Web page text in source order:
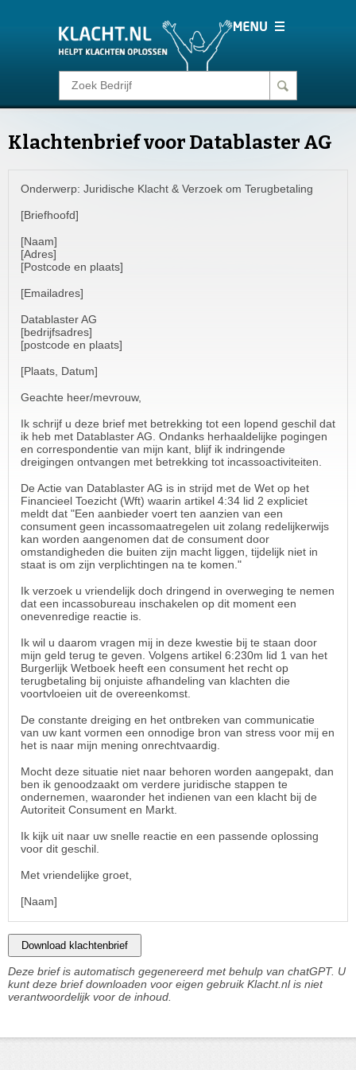
Klacht melden
Consumentenrecht
Barometer
Login
Klachtenbrief voor Datablaster AG
Onderwerp: Juridische Klacht & Verzoek om Terugbetaling
[Briefhoofd]
[Naam]
[Adres]
[Postcode en plaats]
[Emailadres]
Datablaster AG
[bedrijfsadres]
[postcode en plaats]
[Plaats, Datum]
Geachte heer/mevrouw,
Ik schrijf u deze brief met betrekking tot een lopend geschil dat
ik heb met Datablaster AG. Ondanks herhaaldelijke pogingen
en correspondentie van mijn kant, blijf ik indringende
dreigingen ontvangen met betrekking tot incassoactiviteiten.
De Actie van Datablaster AG is in strijd met de Wet op het
Financieel Toezicht (Wft) waarin artikel 4:34 lid 2 expliciet
meldt dat "Een aanbieder voert ten aanzien van een
consument geen incassomaatregelen uit zolang redelijkerwijs
kan worden aangenomen dat de consument door
omstandigheden die buiten zijn macht liggen, tijdelijk niet in
staat is om zijn verplichtingen na te komen."
Ik verzoek u vriendelijk doch dringend in overweging te nemen
dat een incassobureau inschakelen op dit moment een
onevenredige reactie is.
Ik wil u daarom vragen mij in deze kwestie bij te staan door
mijn geld terug te geven. Volgens artikel 6:230m lid 1 van het
Burgerlijk Wetboek heeft een consument het recht op
terugbetaling bij onjuiste afhandeling van klachten die
voortvloeien uit de overeenkomst.
De constante dreiging en het ontbreken van communicatie
van uw kant vormen een onnodige bron van stress voor mij en
het is naar mijn mening onrechtvaardig.
Mocht deze situatie niet naar behoren worden aangepakt, dan
ben ik genoodzaakt om verdere juridische stappen te
ondernemen, waaronder het indienen van een klacht bij de
Autoriteit Consument en Markt.
Ik kijk uit naar uw snelle reactie en een passende oplossing
voor dit geschil.
Met vriendelijke groet,
[Naam]
Download klachtenbrief
Deze brief is automatisch gegenereerd met behulp van chatGPT. U
kunt deze brief downloaden voor eigen gebruik Klacht.nl is niet
verantwoordelijk voor de inhoud.